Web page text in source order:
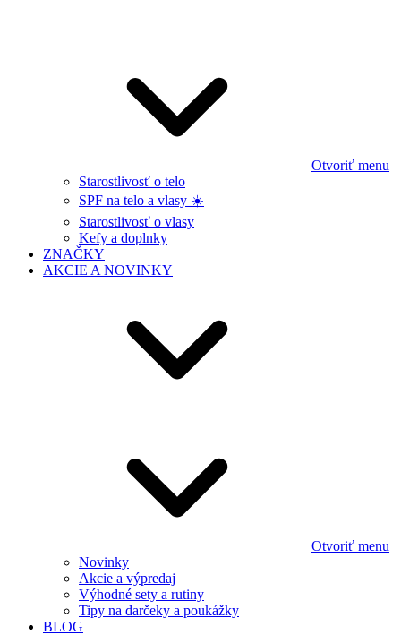
Otvoriť menu
Starostlivosť o telo
SPF na telo a vlasy ☀️
Starostlivosť o vlasy
Kefy a doplnky
ZNAČKY
AKCIE A NOVINKY
Otvoriť menu
Novinky
Akcie a výpredaj
Výhodné sety a rutiny
Tipy na darčeky a poukážky
BLOG